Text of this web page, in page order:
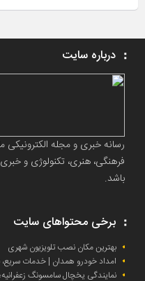
درباره سایت
رسانه خبری و مجله الکترونیکی
فرهنگی، هنری، تکنولوژی و
باشد.
برخی محتواهای سایت
بهترین مکان نصب تلویزیون شهری
امداد خودرو همدان | خدمات
نمایندگی یخچال سامسونگ زعفرانیه؛